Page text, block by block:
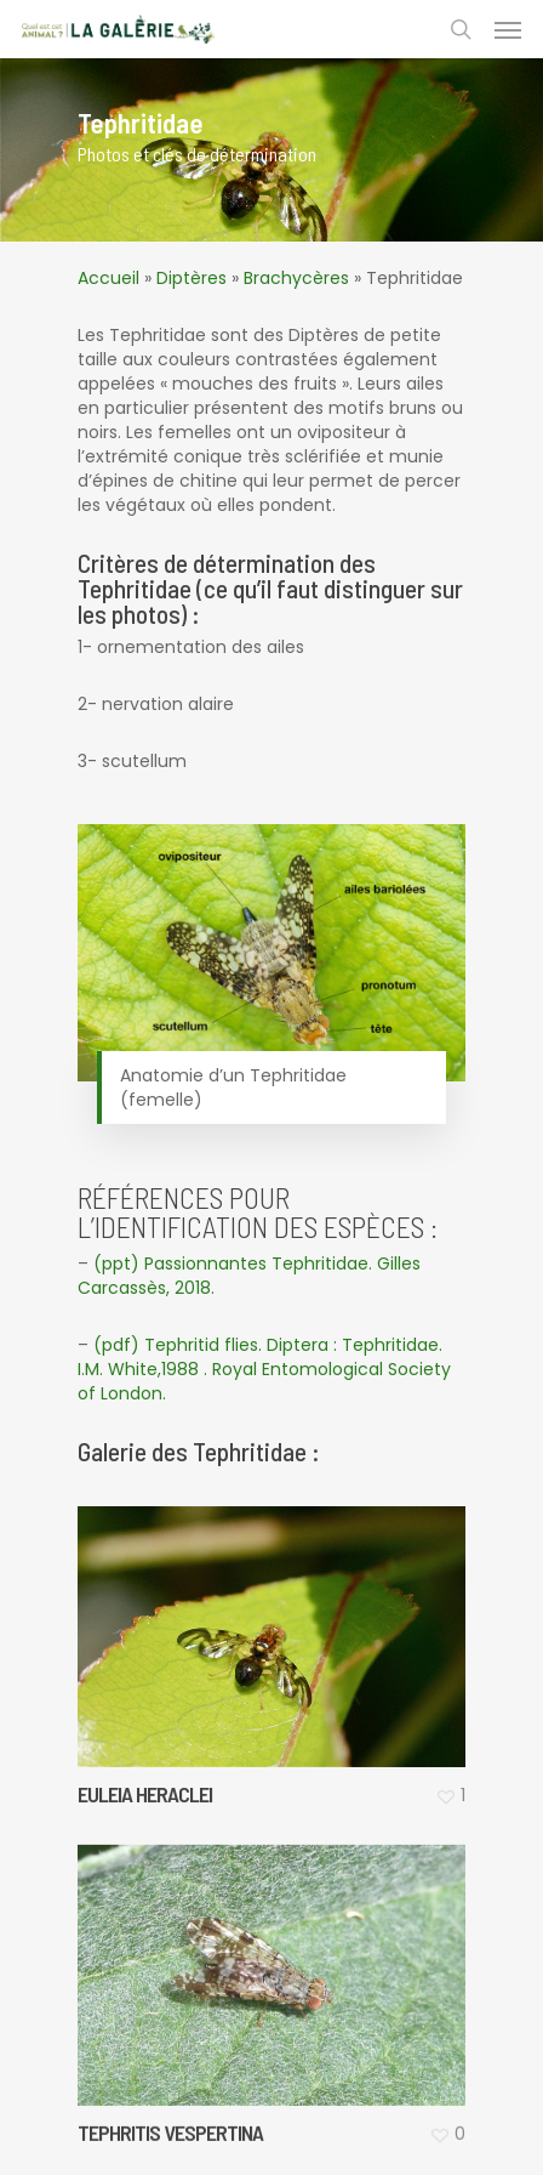
main
content
search
Tephritidae
Photos et clés de détermination
Accueil » Diptères » Brachycères » Tephritidae
Les Tephritidae sont des Diptères de petite
taille aux couleurs contrastées également
appelées « mouches des fruits ». Leurs ailes
en particulier présentent des motifs bruns ou
noirs. Les femelles ont un ovipositeur à
l’extrémité conique très sclérifiée et munie
d’épines de chitine qui leur permet de percer
les végétaux où elles pondent.
Critères de détermination des
Tephritidae (ce qu’il faut distinguer sur
les photos) :
1- ornementation des ailes
2- nervation alaire
3- scutellum
Anatomie d’un Tephritidae
(femelle)
RÉFÉRENCES POUR
L’IDENTIFICATION DES ESPÈCES :
– (ppt) Passionnantes Tephritidae. Gilles
Carcassès, 2018.
– (pdf) Tephritid flies. Diptera : Tephritidae.
I.M. White,1988 . Royal Entomological Society
of London.
Galerie des Tephritidae :
EULEIA HERACLEI 1
TEPHRITIS VESPERTINA 0